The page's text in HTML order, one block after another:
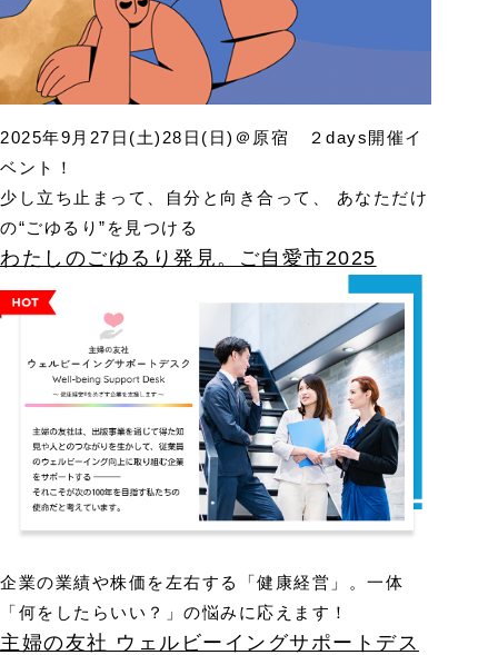
2025年9月27日(土)28日(日)＠原宿 ２days開催イ
ベント！
少し立ち止まって、自分と向き合って、 あなただけ
の“ごゆるり”を見つける
わたしのごゆるり発見。ご自愛市2025
企業の業績や株価を左右する「健康経営」。一体
「何をしたらいい？」の悩みに応えます！
主婦の友社 ウェルビーイングサポートデス